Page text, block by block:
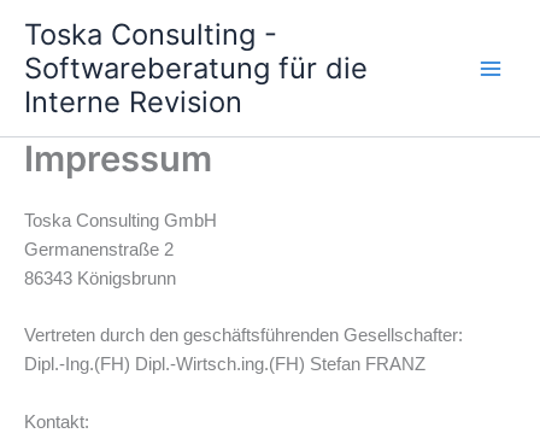
Inhalt
springen
Toska Consulting -
Softwareberatung für die
Interne Revision
Impressum
Toska Consulting GmbH
Germanenstraße 2
86343 Königsbrunn
Vertreten durch den geschäftsführenden Gesellschafter:
Dipl.-Ing.(FH) Dipl.-Wirtsch.ing.(FH) Stefan FRANZ
Kontakt: